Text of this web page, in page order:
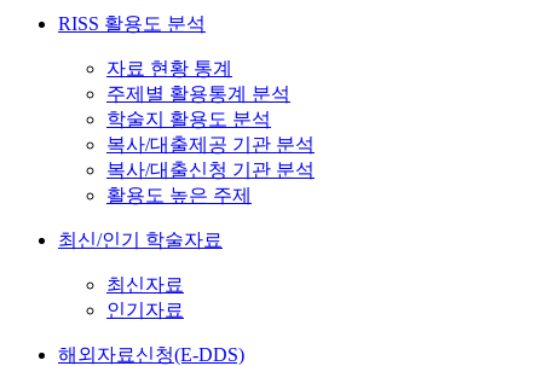
RISS 활용도 분석
자료 현황 통계
주제별 활용통계 분석
학술지 활용도 분석
복사/대출제공 기관 분석
복사/대출신청 기관 분석
활용도 높은 주제
최신/인기 학술자료
최신자료
인기자료
해외자료신청(E-DDS)